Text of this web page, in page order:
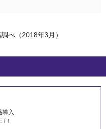
べ（2018年3月）
導入
！